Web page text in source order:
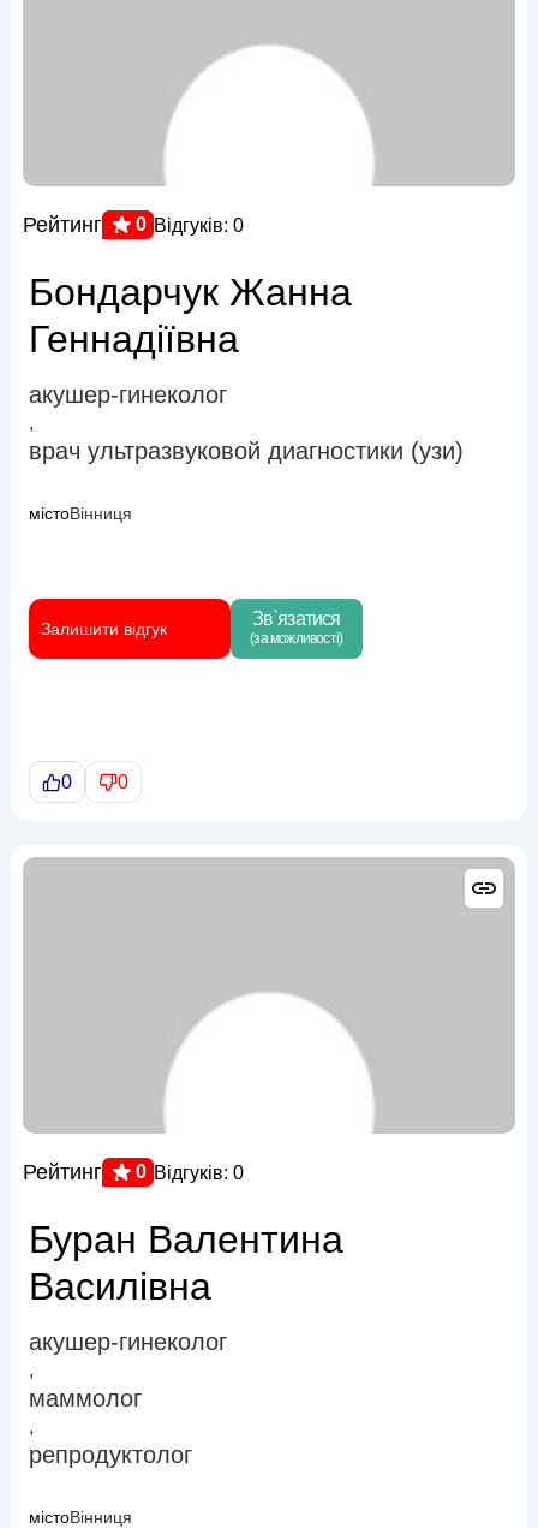
Рейтинг 0 Відгуків: 0
Бондарчук Жанна
Геннадіївна
акушер-гинеколог
,
врач ультразвуковой диагностики (узи)
містоВінниця
Залишити відгук Зв`язатися
(за можливості)
0 0
Рейтинг 0 Відгуків: 0
Буран Валентина
Василівна
акушер-гинеколог
,
маммолог
,
репродуктолог
містоВінниця